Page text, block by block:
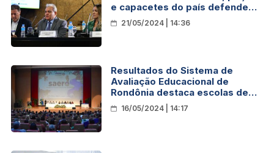
e capacetes do país defende
potencial de Porto Velho
21/05/2024 | 14:36
Resultados do Sistema de
Avaliação Educacional de
Rondônia destaca escolas de
Porto Velho com premiação
16/05/2024 | 14:17